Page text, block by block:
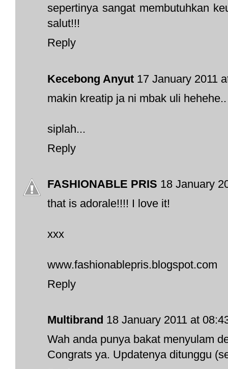
sepertinya sangat membutuhkan
salut!!!
Reply
Kecebong Anyut 17 January 2011
makin kreatip ja ni mbak uli hehehe..
siplah...
Reply
FASHIONABLE PRIS 18 January
that is adorale!!!! I love it!
xxx
www.fashionablepris.blogspot.com
Reply
Multibrand 18 January 2011 at
Wah anda punya bakat menyulam
Congrats ya. Updatenya ditunggu